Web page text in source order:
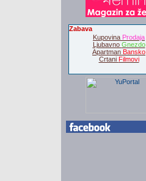
Zabava
Kupovina Prodaja
Ljubavno Gnezdo
Apartman Bansko
Crtani Filmovi